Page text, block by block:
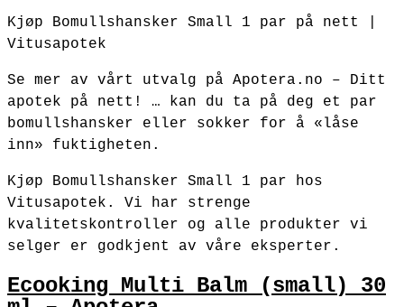
Kjøp Bomullshansker Small 1 par på nett |
Vitusapotek
Se mer av vårt utvalg på Apotera.no – Ditt
apotek på nett! … kan du ta på deg et par
bomullshansker eller sokker for å «låse
inn» fuktigheten.
Kjøp Bomullshansker Small 1 par hos
Vitusapotek. Vi har strenge
kvalitetskontroller og alle produkter vi
selger er godkjent av våre eksperter.
Ecooking Multi Balm (small) 30